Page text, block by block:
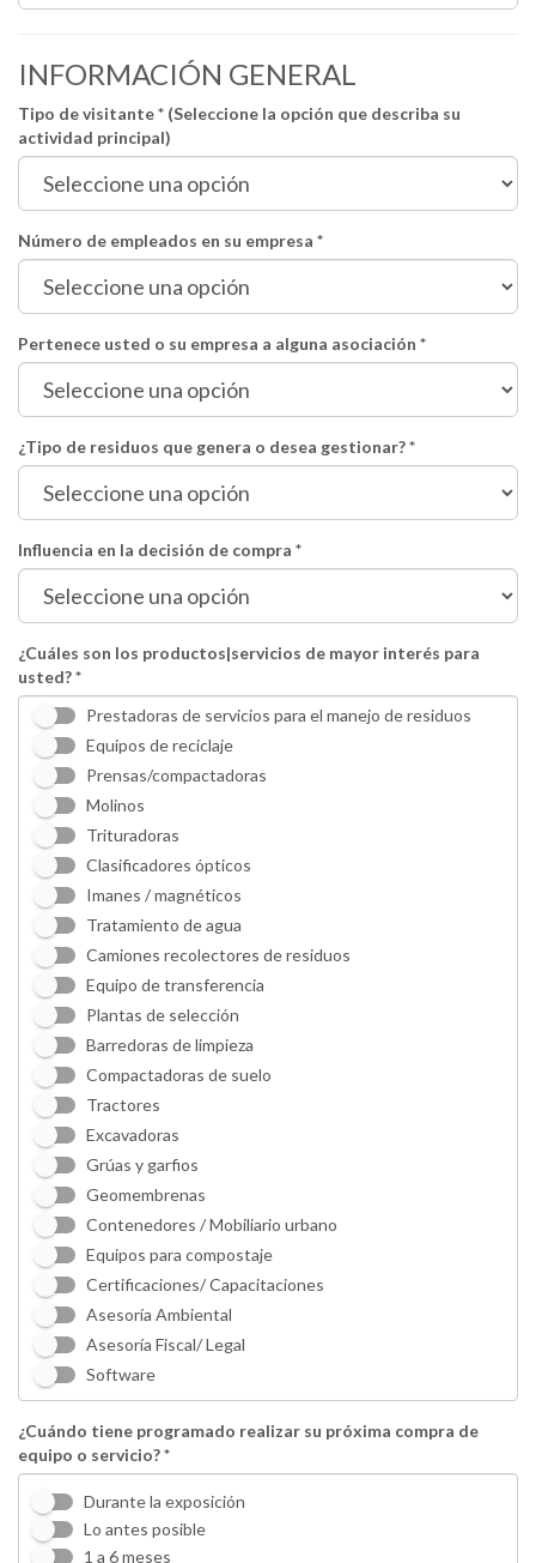
INFORMACIÓN GENERAL
Tipo de visitante * (Seleccione la opción que describa su
actividad principal)
Número de empleados en su empresa *
Pertenece usted o su empresa a alguna asociación *
¿Tipo de residuos que genera o desea gestionar? *
Influencia en la decisión de compra *
¿Cuáles son los productos|servicios de mayor interés para
usted? *
Prestadoras de servicios para el manejo de residuos
Equipos de reciclaje
Prensas/compactadoras
Molinos
Trituradoras
Clasificadores ópticos
Imanes / magnéticos
Tratamiento de agua
Camiones recolectores de residuos
Equipo de transferencia
Plantas de selección
Barredoras de limpieza
Compactadoras de suelo
Tractores
Excavadoras
Grúas y garfios
Geomembrenas
Contenedores / Mobiliario urbano
Equipos para compostaje
Certificaciones/ Capacitaciones
Asesoría Ambiental
Asesoría Fiscal/ Legal
Software
¿Cuándo tiene programado realizar su próxima compra de
equipo o servicio? *
Durante la exposición
Lo antes posible
1 a 6 meses